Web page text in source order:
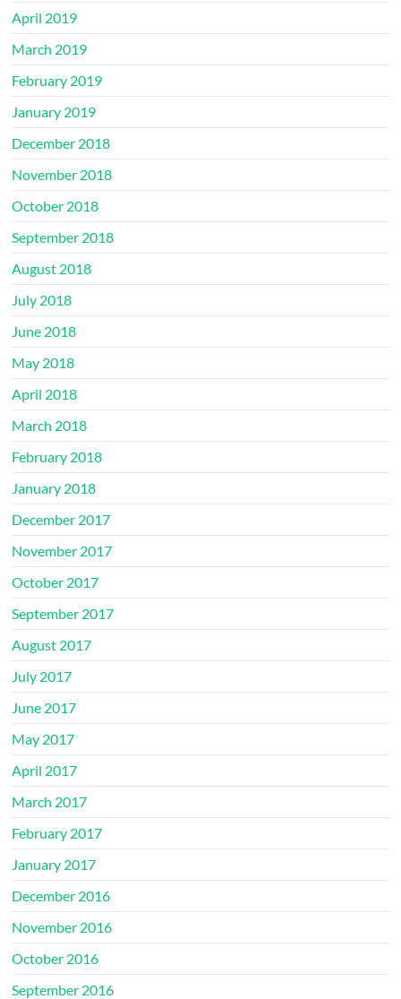
April 2019
March 2019
February 2019
January 2019
December 2018
November 2018
October 2018
September 2018
August 2018
July 2018
June 2018
May 2018
April 2018
March 2018
February 2018
January 2018
December 2017
November 2017
October 2017
September 2017
August 2017
July 2017
June 2017
May 2017
April 2017
March 2017
February 2017
January 2017
December 2016
November 2016
October 2016
September 2016